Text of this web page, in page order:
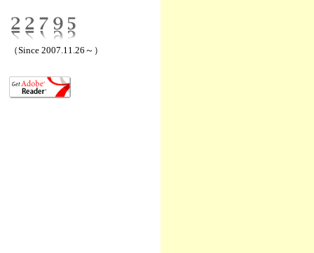
（Since 2007.11.26～）